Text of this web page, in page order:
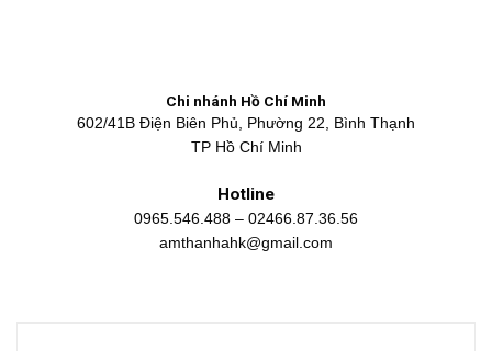
Chi nhánh Hồ Chí Minh
602/41B Điện Biên Phủ, Phường 22, Bình Thạnh
TP Hồ Chí Minh
Hotline
0965.546.488 – 02466.87.36.56
amthanhahk@gmail.com